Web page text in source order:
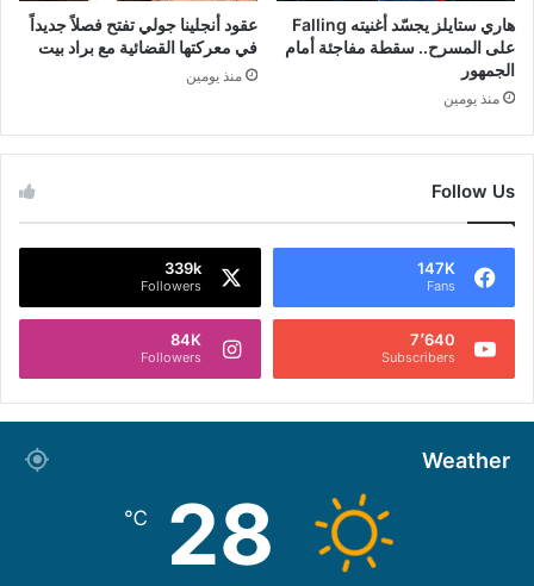
هاري ستايلز يجسّد أغنيته Falling
على المسرح.. سقطة مفاجئة أمام
الجمهور
منذ يومين
عقود أنجلينا جولي تفتح فصلاً جديداً
في معركتها القضائية مع براد بيت
منذ يومين
Follow Us
147K
Fans
339k
Followers
7٬640
Subscribers
84K
Followers
Weather
28
℃